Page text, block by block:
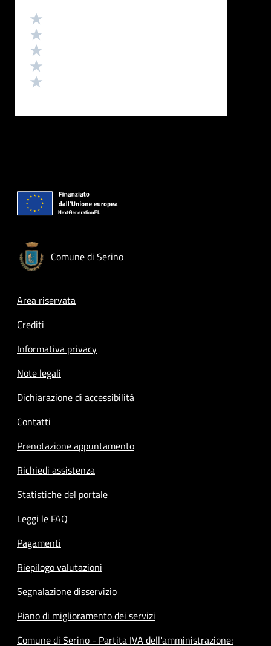
Valutazione
Comune di Serino
Footer menu
Area riservata
Crediti
Informativa privacy
Note legali
Dichiarazione di accessibilità
Contatti
Prenotazione appuntamento
Richiedi assistenza
Statistiche del portale
Leggi le FAQ
Pagamenti
Riepilogo valutazioni
Segnalazione disservizio
Piano di miglioramento dei servizi
Comune di Serino - Partita IVA dell'amministrazione: